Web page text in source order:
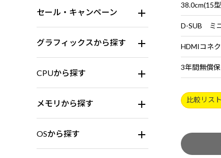
セール・キャンペーン
グラフィックスから探す
CPUから探す
メモリから探す
OSから探す
38.0cm(15
D-SUB ミ
HDMIコネ
3年間無償
比較リス